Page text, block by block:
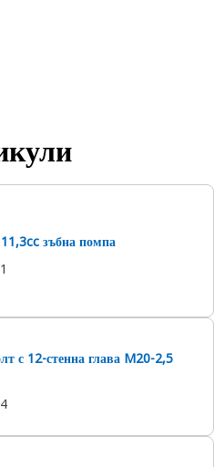
зъбна помпа
1
с 12-стенна глава M20-2,5
4